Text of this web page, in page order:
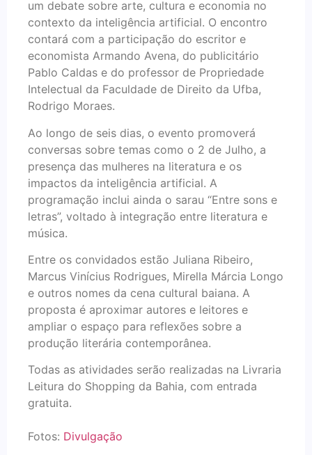
um debate sobre arte, cultura e economia no
contexto da inteligência artificial. O encontro
contará com a participação do escritor e
economista Armando Avena, do publicitário
Pablo Caldas e do professor de Propriedade
Intelectual da Faculdade de Direito da Ufba,
Rodrigo Moraes.
Ao longo de seis dias, o evento promoverá
conversas sobre temas como o 2 de Julho, a
presença das mulheres na literatura e os
impactos da inteligência artificial. A
programação inclui ainda o sarau “Entre sons e
letras”, voltado à integração entre literatura e
música.
Entre os convidados estão Juliana Ribeiro,
Marcus Vinícius Rodrigues, Mirella Márcia Longo
e outros nomes da cena cultural baiana. A
proposta é aproximar autores e leitores e
ampliar o espaço para reflexões sobre a
produção literária contemporânea.
Todas as atividades serão realizadas na Livraria
Leitura do Shopping da Bahia, com entrada
gratuita.
Fotos: Divulgação